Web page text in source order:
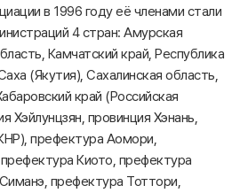
в 1996 году её членами стали
4 стран: Амурская
Камчатский край, Республика
(Якутия), Сахалинская область,
край (Российская
Хэйлунцзян, провинция Хэнань,
префектура Аомори,
Киото, префектура
префектура Тоттори,